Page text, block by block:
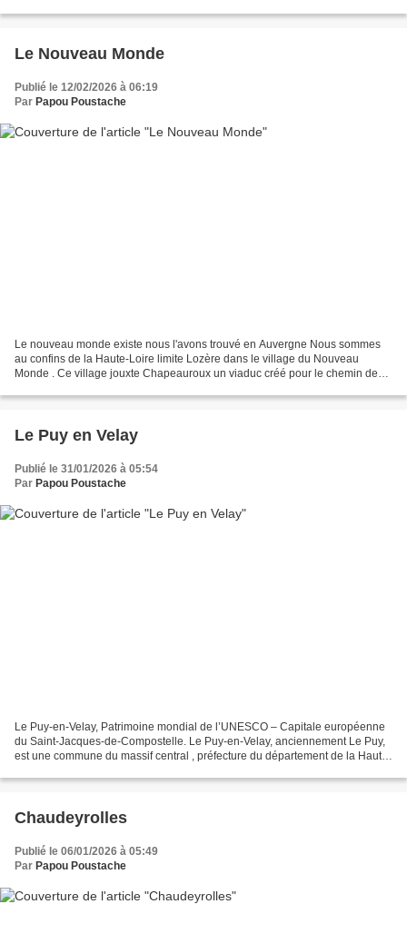
Le Nouveau Monde
Publié le 12/02/2026 à 06:19
Par Papou Poustache
Le nouveau monde existe nous l'avons trouvé en Auvergne Nous sommes
au confins de la Haute-Loire limite Lozère dans le village du Nouveau
Monde . Ce village jouxte Chapeauroux un viaduc créé pour le chemin de
Le Puy en Velay
Publié le 31/01/2026 à 05:54
Par Papou Poustache
Le Puy-en-Velay, Patrimoine mondial de l’UNESCO – Capitale européenne
du Saint-Jacques-de-Compostelle. Le Puy-en-Velay, anciennement Le Puy,
est une commune du massif central , préfecture du département de la Haute-
Chaudeyrolles
Publié le 06/01/2026 à 05:49
Par Papou Poustache